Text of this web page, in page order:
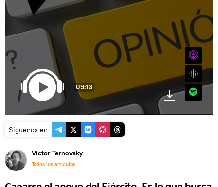
09:13
iTunes
Spotify
Síguenos en
Víctor Ternovsky
Todos los artículos